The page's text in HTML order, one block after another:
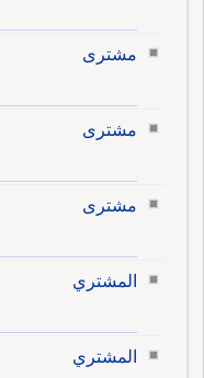
مشترى
مشترى
مشترى
المشتري
المشتري